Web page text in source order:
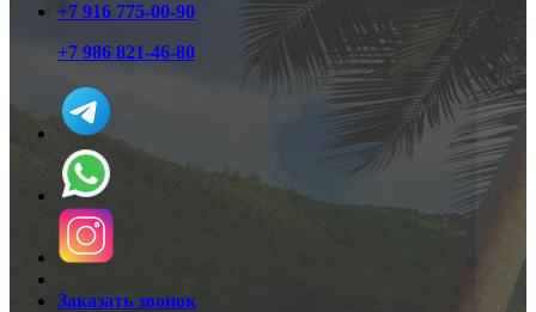
+7 916 775-00-90
+7 986 821-46-80
Заказать звонок